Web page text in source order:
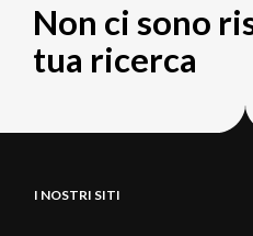
Non ci sono
tua ricerca
I NOSTRI SITI